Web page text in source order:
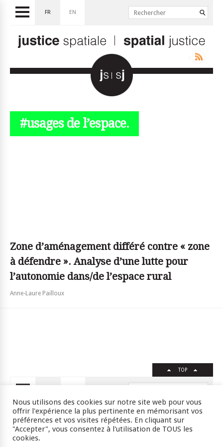
FR EN
#usages de l’espace.
Zone d’aménagement différé contre « zone
à défendre ». Analyse d’une lutte pour
l’autonomie dans/de l’espace rural
Anne-Laure Pailloux
TOP
Crédits RSS Plan du site
Nous utilisons des cookies sur notre site web pour vous
offrir l'expérience la plus pertinente en mémorisant vos
préférences et vos visites répétées. En cliquant sur
"Accepter", vous consentez à l'utilisation de TOUS les
cookies.